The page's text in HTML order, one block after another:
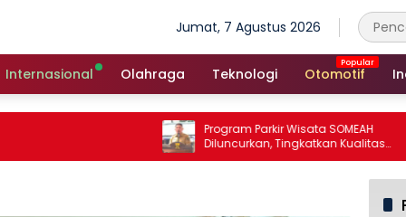
Jumat, 7 Agustus 2026
Internasional Olahraga Teknologi Otomotif
Program Parkir Wisata SOMEAH
Diluncurkan, Tingkatkan Kualitas
Layanan Kepariwisataan